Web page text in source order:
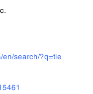
en/search/?q=tie